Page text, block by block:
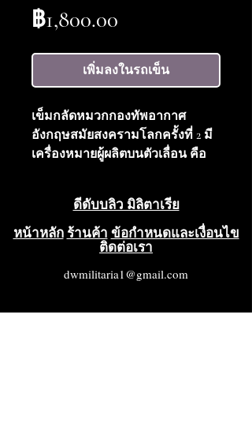
฿1,800.00
เพิ่มลงในรถเข็น
เข็มกลัดหมวกกองทัพอากาศ
อังกฤษสมัยสงครามโลกครั้งที่ 2 มี
เครื่องหมายผู้ผลิตบนตัวเลื่อน คือ
ดีดับบลิว มิลิตาเรีย
หน้าหลัก ร้านค้า ข้อกำหนดและเงื่อนไข
ติดต่อเรา
dwmilitaria1@gmail.com